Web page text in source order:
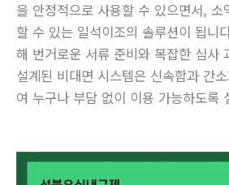
을 안정적으로 사용할 수 있으면서, 소
할 수 있는 일석이조의 솔루션이 됩니
해 번거로운 서류 준비와 복잡한 심사
설계된 비대면 시스템은 신속함과 간
여 누구나 부담 없이 이용 가능하도록